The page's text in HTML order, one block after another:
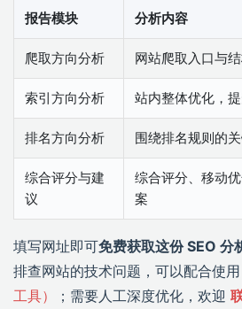
报告模块 分析内容
爬取方向分析 网站爬取入口与
索引方向分析 站内整体优化，
排名方向分析 围绕排名规则的
综合评分与建
议
综合评分、移动
案
填写网址即可免费获取这份 SEO 分
排查网站的技术问题，可以配合使用
工具）
；需要人工深度优化，欢迎